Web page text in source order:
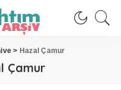
> Hazal Çamur
Çamur